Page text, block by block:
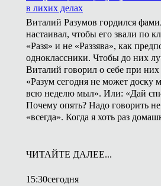
в лихих делах
Виталий Разумов гордился
настаивал, чтобы его звали по
«Разя» и не «Раззява», как
одноклассники. Чтобы до них
Виталий говорил о себе при них
«Разум сегодня не может доску
всю неделю мыл». Или: «Дай
Почему опять? Надо говорить не
«всегда». Когда я хоть раз
ЧИТАЙТЕ ДАЛЕЕ...
15:30сегодня